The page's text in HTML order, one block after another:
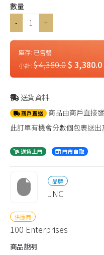
數量
-
+
庫存: 已售罄
小計: $ 4,380.0$ 3,380.0
送貨資料
商戶直送 商品由商戶直接
此訂單有機會分數個包裹送出
送貨上門 門市自取
品牌
JNC
供應商
100 Enterprises
商品說明